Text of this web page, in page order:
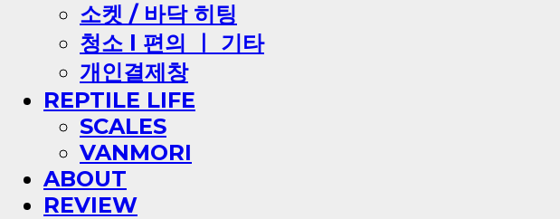
소켓 / 바닥 히팅
청소 l 편의 ㅣ 기타
개인결제창
REPTILE LIFE
SCALES
VANMORI
ABOUT
REVIEW